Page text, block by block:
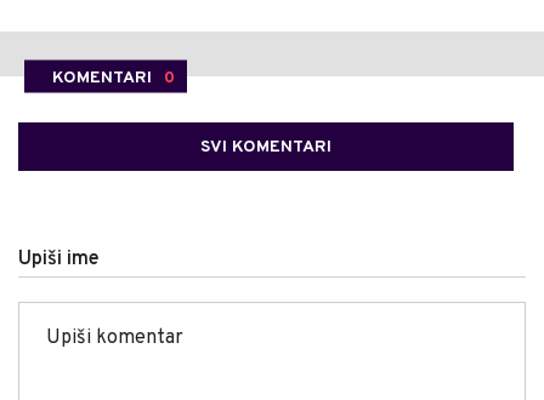
KOMENTARI 0
SVI KOMENTARI
Upiši ime